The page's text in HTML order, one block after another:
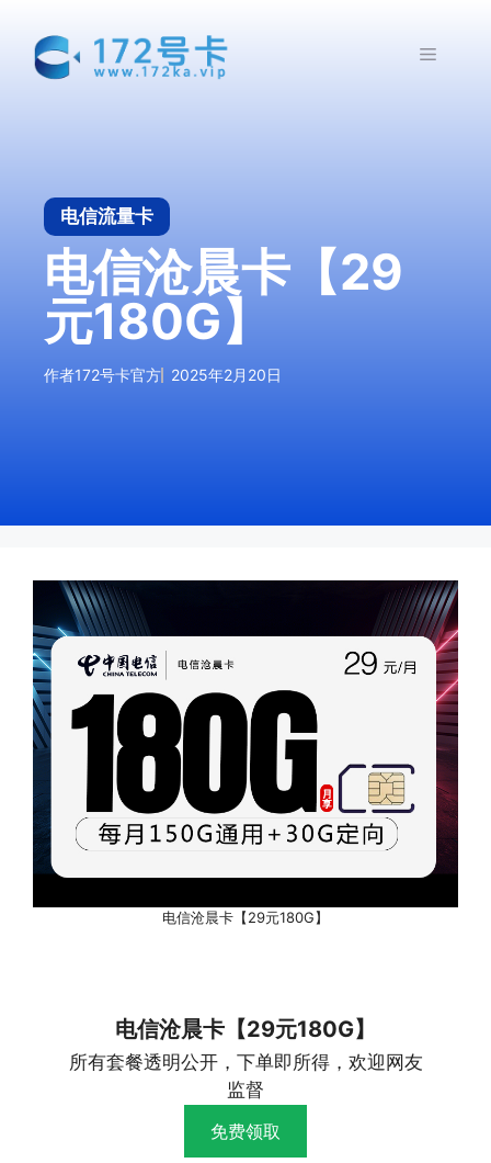
菜
电信流量卡
电信沧晨卡【29
元180G】
作者172号卡官方 2025年2月20日
电信沧晨卡【29元180G】
电信沧晨卡【29元180G】
所有套餐透明公开，下单即所得，欢迎网友
监督
免费领取